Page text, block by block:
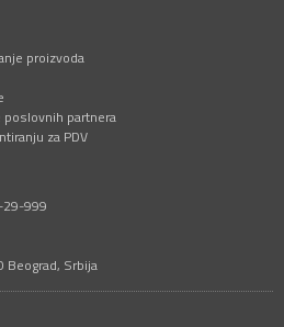
proizvoda
partnera
za PDV
999
Beograd, Srbija